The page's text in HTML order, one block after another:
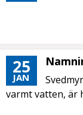
25
JAN
varmt vatten, är